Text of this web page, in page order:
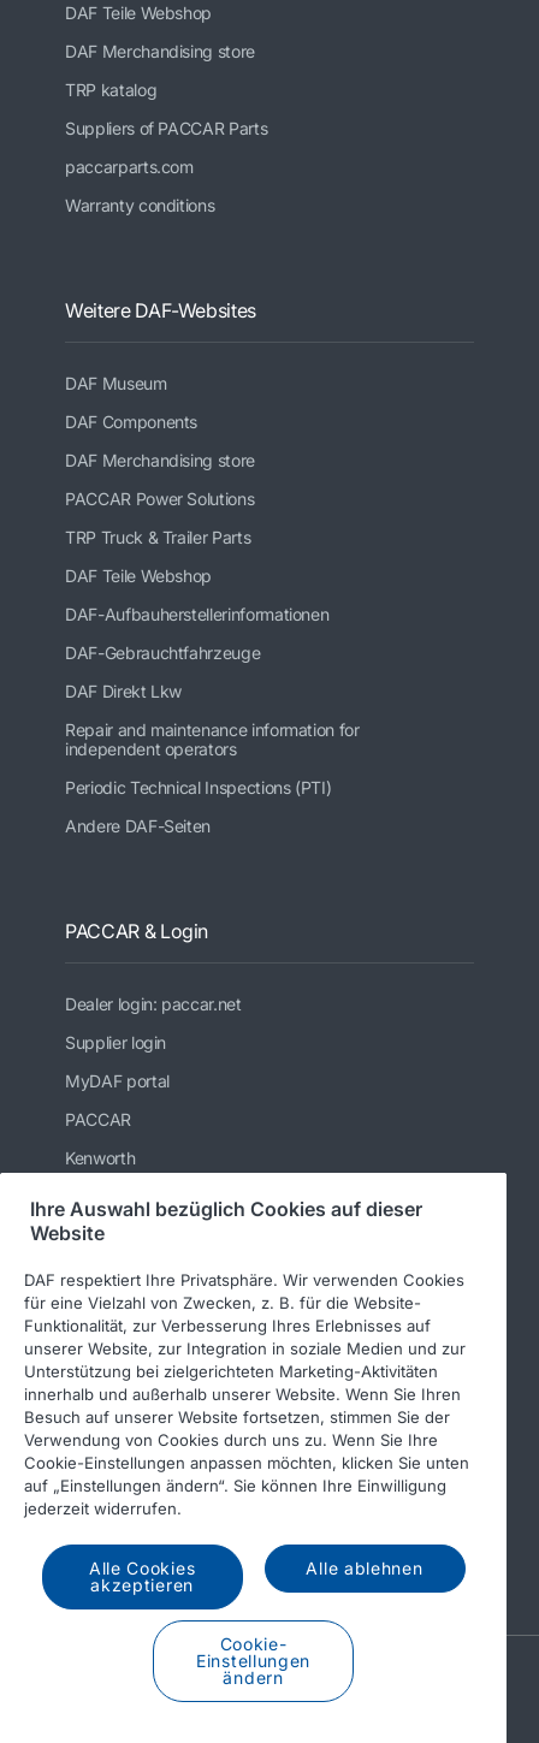
DAF Teile Webshop
DAF Merchandising store
TRP katalog
Suppliers of PACCAR Parts
paccarparts.com
Warranty conditions
Weitere DAF-Websites
DAF Museum
DAF Components
DAF Merchandising store
PACCAR Power Solutions
TRP Truck & Trailer Parts
DAF Teile Webshop
DAF-Aufbauherstellerinformationen
DAF-Gebrauchtfahrzeuge
DAF Direkt Lkw
Repair and maintenance information for
independent operators
Periodic Technical Inspections (PTI)
Andere DAF-Seiten
PACCAR & Login
Dealer login: paccar.net
Supplier login
MyDAF portal
PACCAR
Kenworth
Leyland Trucks Ltd
Folgen Sie uns
© 2026 DAF
A PACCAR COMPANY
DRIVEN BY QUALITY
Ihre Auswahl bezüglich Cookies auf dieser
Website
DAF respektiert Ihre Privatsphäre. Wir verwenden Cookies
für eine Vielzahl von Zwecken, z. B. für die Website-
Funktionalität, zur Verbesserung Ihres Erlebnisses auf
unserer Website, zur Integration in soziale Medien und zur
Unterstützung bei zielgerichteten Marketing-Aktivitäten
innerhalb und außerhalb unserer Website. Wenn Sie Ihren
Besuch auf unserer Website fortsetzen, stimmen Sie der
Verwendung von Cookies durch uns zu. Wenn Sie Ihre
Cookie-Einstellungen anpassen möchten, klicken Sie unten
auf „Einstellungen ändern“. Sie können Ihre Einwilligung
jederzeit widerrufen.
Alle Cookies
akzeptieren
Alle ablehnen
Cookie-
Einstellungen
ändern